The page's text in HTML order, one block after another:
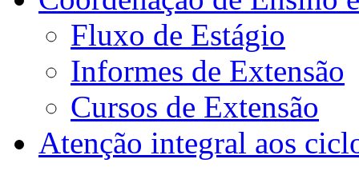
Fluxo de Estágio
Informes de Extensão
Cursos de Extensão
Atenção integral aos